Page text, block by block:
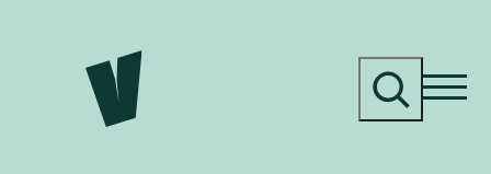
contenuto
r